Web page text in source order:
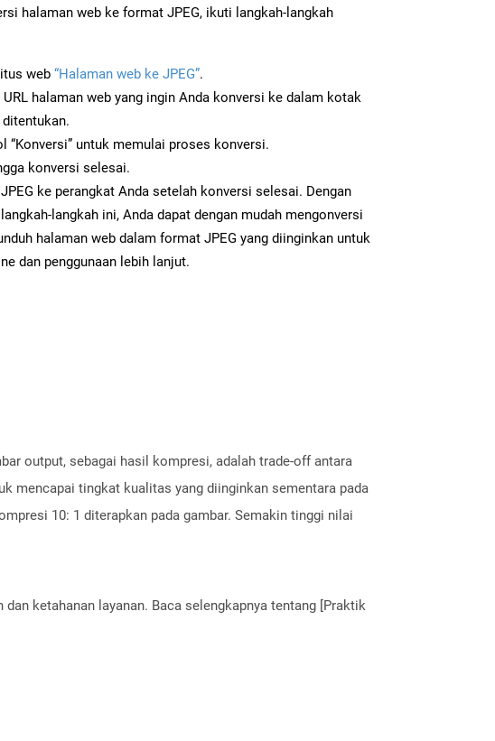
halaman web ke format JPEG, ikuti langkah-langkah
web “Halaman web ke JPEG”.
halaman web yang ingin Anda konversi ke dalam kotak
“Konversi” untuk memulai proses konversi.
konversi selesai.
ke perangkat Anda setelah konversi selesai. Dengan
langkah ini, Anda dapat dengan mudah mengonversi
halaman web dalam format JPEG yang diinginkan untuk
dan penggunaan lebih lanjut.
output, sebagai hasil kompresi, adalah trade-off antara
mencapai tingkat kualitas yang diinginkan sementara pada
10: 1 diterapkan pada gambar. Semakin tinggi nilai
ketahanan layanan. Baca selengkapnya tentang [Praktik